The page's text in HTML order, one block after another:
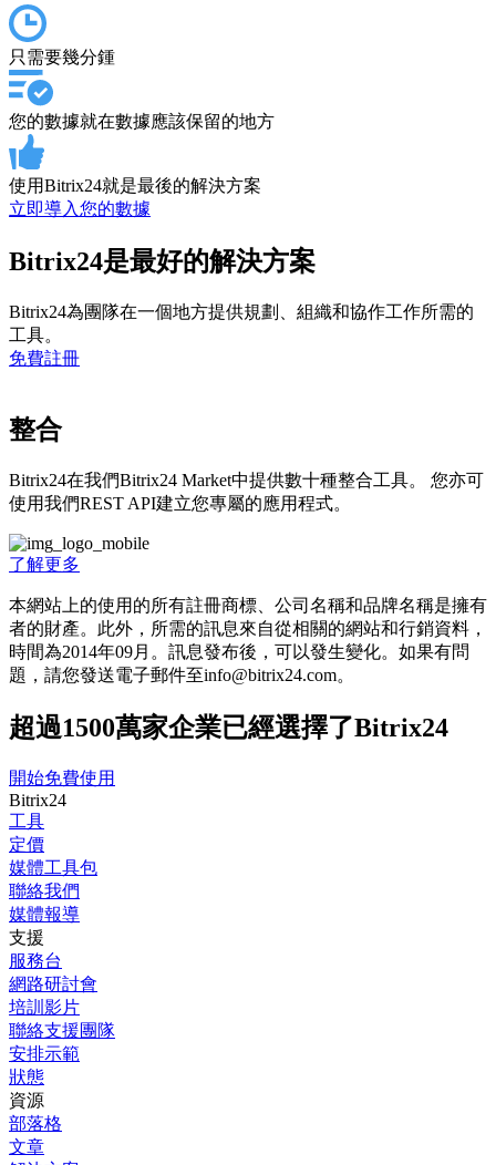
只需要幾分鍾
您的數據就在數據應該保留的地方
使用Bitrix24就是最後的解決方案
立即導入您的數據
Bitrix24是最好的解決方案
Bitrix24為團隊在一個地方提供規劃、組織和協作工作所需的
工具。
免費註冊
整合
Bitrix24在我們Bitrix24 Market中提供數十種整合工具。 您亦可
使用我們REST API建立您專屬的應用程式。
了解更多
本網站上的使用的所有註冊商標、公司名稱和品牌名稱是擁有
者的財產。此外，所需的訊息來自從相關的網站和行銷資料，
時間為201­4年09月。訊息發布後，可以發生變化。如果有問
題，請您發送電子郵件至info@bitrix24.com。
超過1500萬家企業已經選擇了Bitrix24
開始免費使用
Bitrix24
工具
定價
媒體工具包
聯絡我們
媒體報導
支援
服務台
網路研討會
培訓影片
聯絡支援團隊
安排示範
狀態
資源
部落格
文章